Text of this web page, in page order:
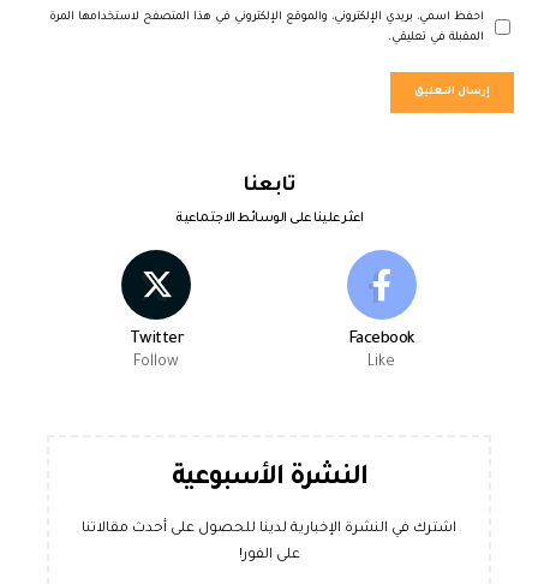
احفظ اسمي، بريدي الإلكتروني، والموقع الإلكتروني في هذا المتصفح لاستخدامها المرة
المقبلة في تعليقي.
تابعنا
اعثر علينا على الوسائط الاجتماعية
Facebook
Like
Twitter
Follow
النشرة الأسبوعية
اشترك في النشرة الإخبارية لدينا للحصول على أحدث مقالاتنا
على الفور!